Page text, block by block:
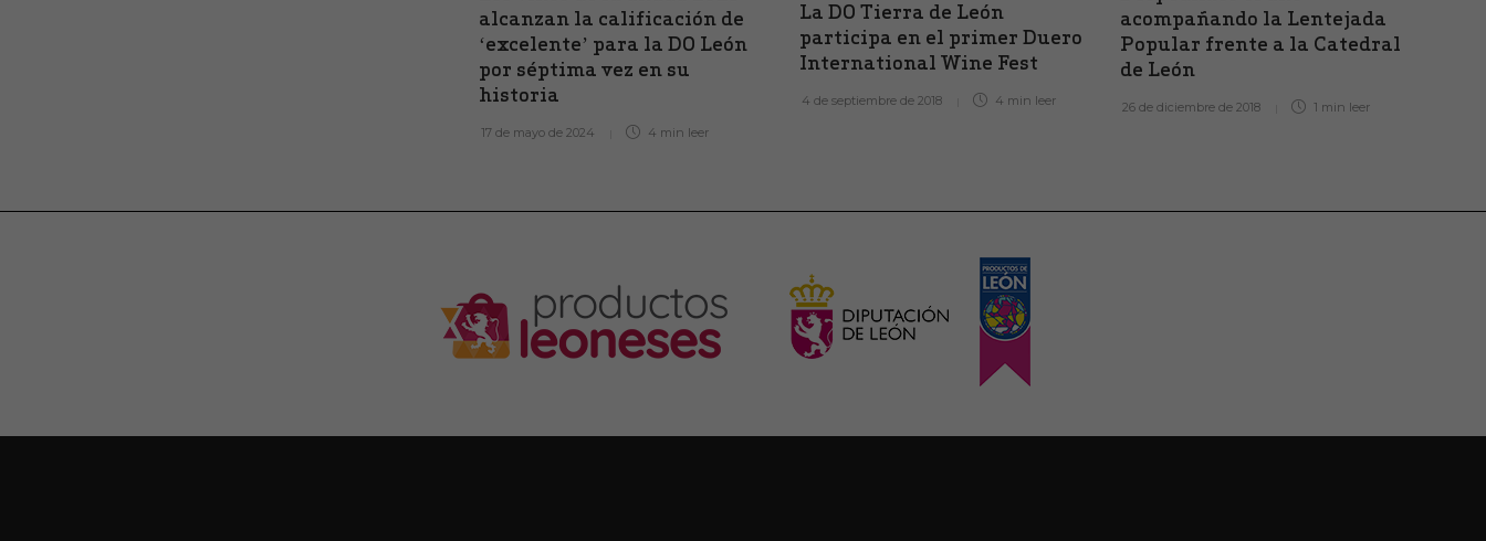
alcanzan la calificación de
‘excelente’ para la DO León
por séptima vez en su
historia
17 de mayo de 2024 4 min leer
La DO Tierra de León
participa en el primer Duero
International Wine Fest
4 de septiembre de 2018 4 min leer
acompañando la Lentejada
Popular frente a la Catedral
de León
26 de diciembre de 2018 1 min leer